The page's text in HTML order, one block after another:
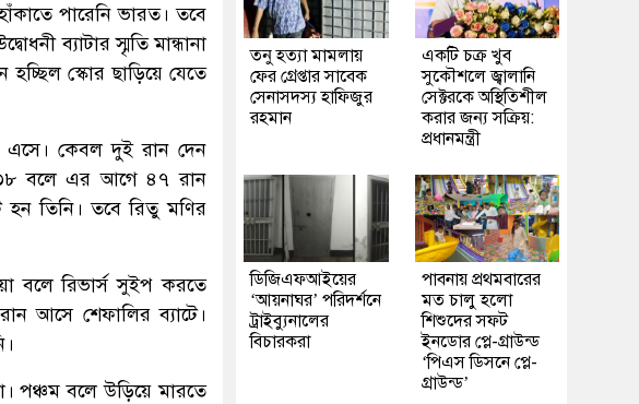
পারেনি ভারত। তবে
ব্যাটার স্মৃতি মান্ধানা
স্কোর ছাড়িয়ে যেতে
এসে। কেবল দুই রান দেন
৩৮ বলে এর আগে ৪৭ রান
তিনি। তবে রিতু মণির
বলে রিভার্স সুইপ করতে
আসে শেফালির ব্যাটে।
পঞ্চম বলে উড়িয়ে মারতে
তনু হত্যা মামলায়
ফের গ্রেপ্তার সাবেক
সেনাসদস্য হাফিজুর
রহমান
একটি চক্র খুব
সুকৌশলে জ্বালানি
সেক্টরকে অস্থিতিশীল
করার জন্য সক্রিয়:
প্রধানমন্ত্রী
ডিজিএফআইয়ের
‘আয়নাঘর’ পরিদর্শনে
ট্রাইব্যুনালের
বিচারকরা
পাবনায় প্রথমবারের
মত চালু হলো
শিশুদের সফট
ইনডোর প্লে-গ্রাউন্ড
‘পিএস ডিসনে প্লে-
গ্রাউন্ড’